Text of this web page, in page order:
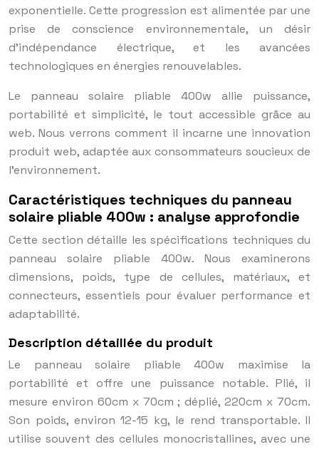
exponentielle. Cette progression est alimentée par une
prise de conscience environnementale, un désir
d’indépendance électrique, et les avancées
technologiques en énergies renouvelables.
Le panneau solaire pliable 400w allie puissance,
portabilité et simplicité, le tout accessible grâce au
web. Nous verrons comment il incarne une innovation
produit web, adaptée aux consommateurs soucieux de
l’environnement.
Caractéristiques techniques du panneau
solaire pliable 400w : analyse approfondie
Cette section détaille les spécifications techniques du
panneau solaire pliable 400w. Nous examinerons
dimensions, poids, type de cellules, matériaux, et
connecteurs, essentiels pour évaluer performance et
adaptabilité.
Description détaillée du produit
Le panneau solaire pliable 400w maximise la
portabilité et offre une puissance notable. Plié, il
mesure environ 60cm x 70cm ; déplié, 220cm x 70cm.
Son poids, environ 12-15 kg, le rend transportable. Il
utilise souvent des cellules monocristallines, avec une